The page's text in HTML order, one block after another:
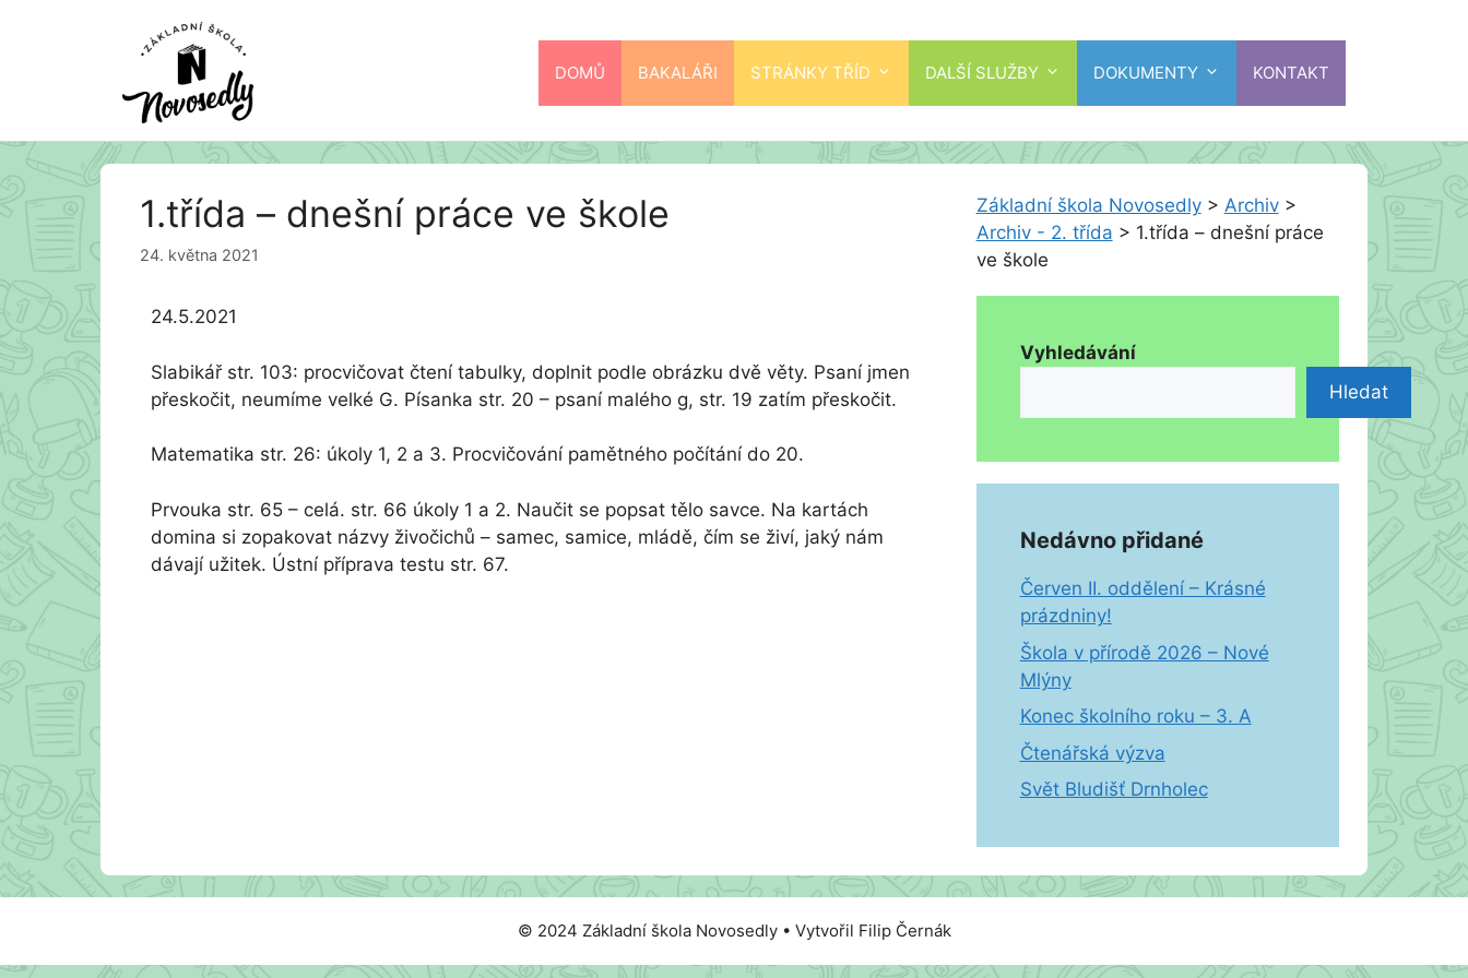
DOMŮ BAKALÁŘI STRÁNKY TŘÍD DALŠÍ SLUŽBY DOKUMENTY KONTAKT
1.třída – dnešní práce ve škole
24. května 2021
24.5.2021
Slabikář str. 103: procvičovat čtení tabulky, doplnit podle obrázku dvě věty. Psaní jmen
přeskočit, neumíme velké G. Písanka str. 20 – psaní malého g, str. 19 zatím přeskočit.
Matematika str. 26: úkoly 1, 2 a 3. Procvičování pamětného počítání do 20.
Prvouka str. 65 – celá. str. 66 úkoly 1 a 2. Naučit se popsat tělo savce. Na kartách
domina si zopakovat názvy živočichů – samec, samice, mládě, čím se živí, jaký nám
dávají užitek. Ústní příprava testu str. 67.
Základní škola Novosedly> Archiv>
Archiv - 2. třída > 1.třída – dnešní práce
ve škole
Vyhledávání
Hledat
Nedávno přidané
Červen II. oddělení – Krásné
prázdniny!
Škola v přírodě 2026 – Nové
Mlýny
Konec školního roku – 3. A
Čtenářská výzva
Svět Bludišť Drnholec
© 2024 Základní škola Novosedly • Vytvořil Filip Černák